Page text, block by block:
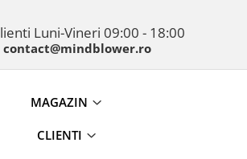
Luni-Vineri 09:00 - 18:00
contact@mindblower.ro
MAGAZIN
CLIENTI